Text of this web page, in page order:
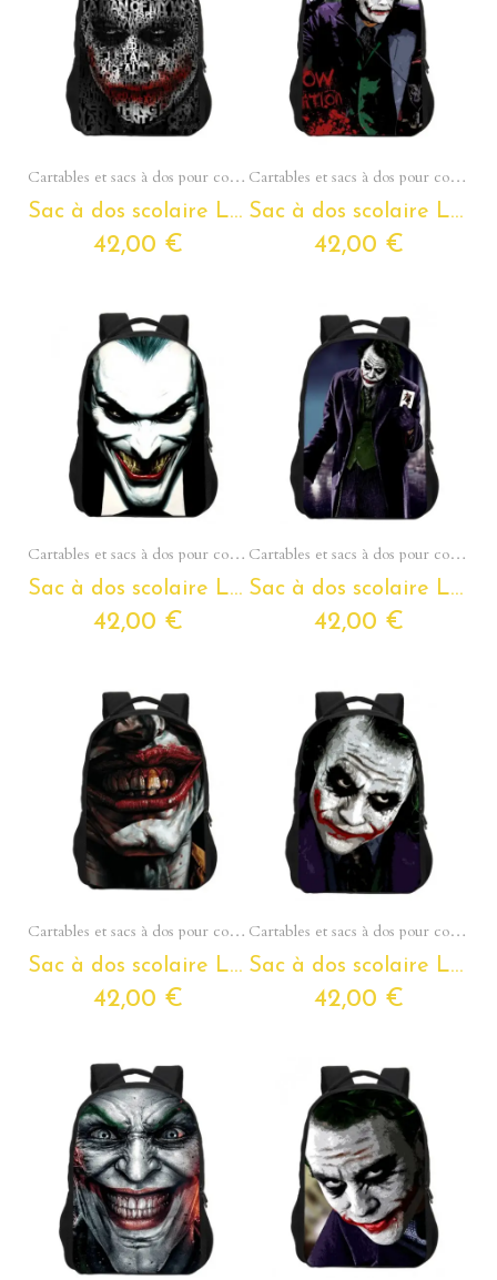
Aperçu rapide Cartables et sacs à dos pour collégiens et lycéens - Section Ados
Sac à dos scolaire LE JOKER pour ados et étudiants
42,00 €
Aperçu rapide Cartables et sacs à dos pour collégiens et lycéens - Section Ados
Sac à dos scolaire LE JOKER pour ados et étudiants
42,00 €
Aperçu rapide Cartables et sacs à dos pour collégiens et lycéens - Section Ados
Sac à dos scolaire LE JOKER pour ados et étudiants
42,00 €
Aperçu rapide Cartables et sacs à dos pour collégiens et lycéens - Section Ados
Sac à dos scolaire LE JOKER pour ados et étudiants
42,00 €
Aperçu rapide Cartables et sacs à dos pour collégiens et lycéens - Section Ados
Sac à dos scolaire LE JOKER pour ados et étudiants
42,00 €
Aperçu rapide Cartables et sacs à dos pour collégiens et lycéens - Section Ados
Sac à dos scolaire LE JOKER pour ados et étudiants
42,00 €